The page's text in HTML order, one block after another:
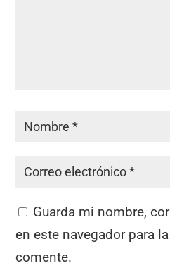
Guarda mi nombre,
en este navegador para
comente.